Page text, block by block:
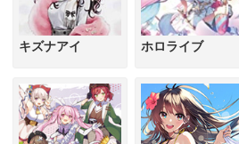
キズナアイ ホロライブ